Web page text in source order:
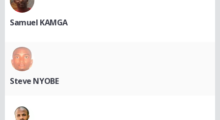
Samuel KAMGA
Steve NYOBE